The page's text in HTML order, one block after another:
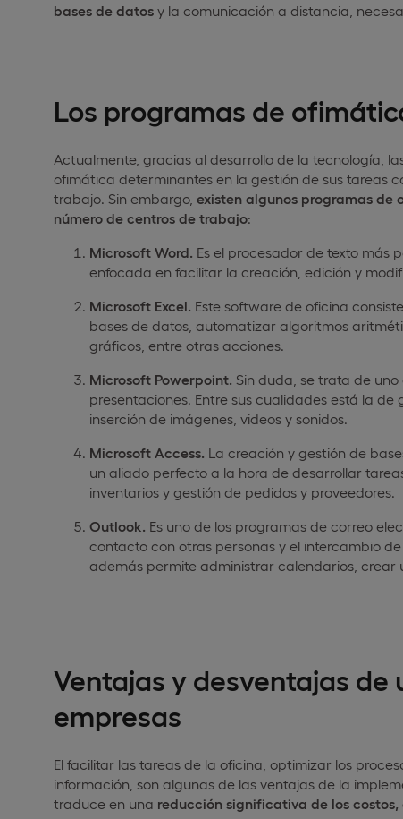
bases de datos y la comunicación a distancia,
Los programas de
Actualmente, gracias al desarrollo de la tecnología,
ofimática determinantes en la gestión de sus tareas
trabajo. Sin embargo, existen algunos programas de
número de centros de trabajo:
Microsoft Word. Es el procesador de texto más
enfocada en facilitar la creación, edición y
Microsoft Excel. Este software de oficina
bases de datos, automatizar algoritmos
gráficos, entre otras acciones.
Microsoft Powerpoint. Sin duda, se trata de
presentaciones. Entre sus cualidades está la
inserción de imágenes, videos y sonidos.
Microsoft Access. La creación y gestión de
un aliado perfecto a la hora de desarrollar
inventarios y gestión de pedidos y proveedores.
Outlook. Es uno de los programas de correo
contacto con otras personas y el intercambio
además permite administrar calendarios, crear
Ventajas y desventajas
empresas
El facilitar las tareas de la oficina, optimizar los
información, son algunas de las ventajas de la
traduce en una reducción significativa de los